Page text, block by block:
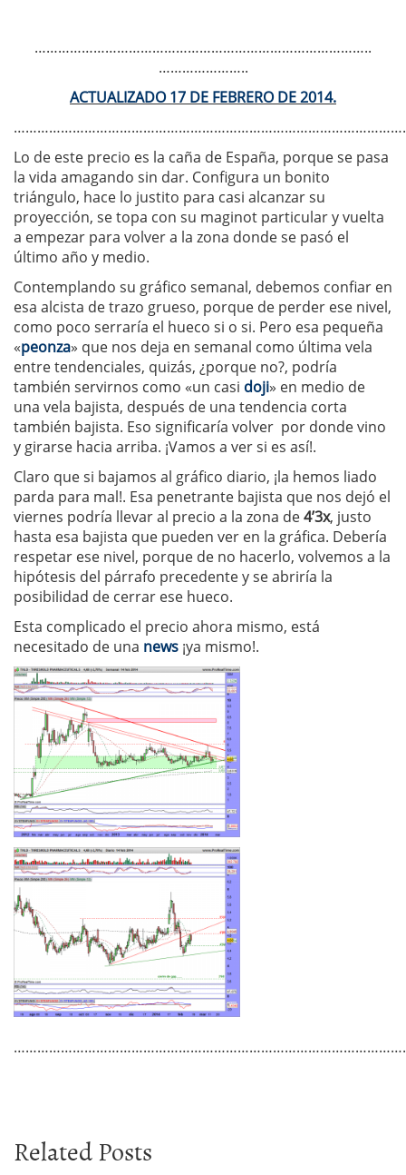
…………………………………………………………………………..
…………………..
ACTUALIZADO 17 DE FEBRERO DE 2014.
……………………………………………………………………………………….
Lo de este precio es la caña de España, porque se pasa
la vida amagando sin dar. Configura un bonito
triángulo, hace lo justito para casi alcanzar su
proyección, se topa con su maginot particular y vuelta
a empezar para volver a la zona donde se pasó el
último año y medio.
Contemplando su gráfico semanal, debemos confiar en
esa alcista de trazo grueso, porque de perder ese nivel,
como poco serraría el hueco si o si. Pero esa pequeña
«peonza» que nos deja en semanal como última vela
entre tendenciales, quizás, ¿porque no?, podría
también servirnos como «un casi doji» en medio de
una vela bajista, después de una tendencia corta
también bajista. Eso significaría volver por donde vino
y girarse hacia arriba. ¡Vamos a ver si es así!.
Claro que si bajamos al gráfico diario, ¡la hemos liado
parda para mal!. Esa penetrante bajista que nos dejó el
viernes podría llevar al precio a la zona de4’3x, justo
hasta esa bajista que pueden ver en la gráfica. Debería
respetar ese nivel, porque de no hacerlo, volvemos a la
hipótesis del párrafo precedente y se abriría la
posibilidad de cerrar ese hueco.
Esta complicado el precio ahora mismo, está
necesitado de una news ¡ya mismo!.
Related Posts